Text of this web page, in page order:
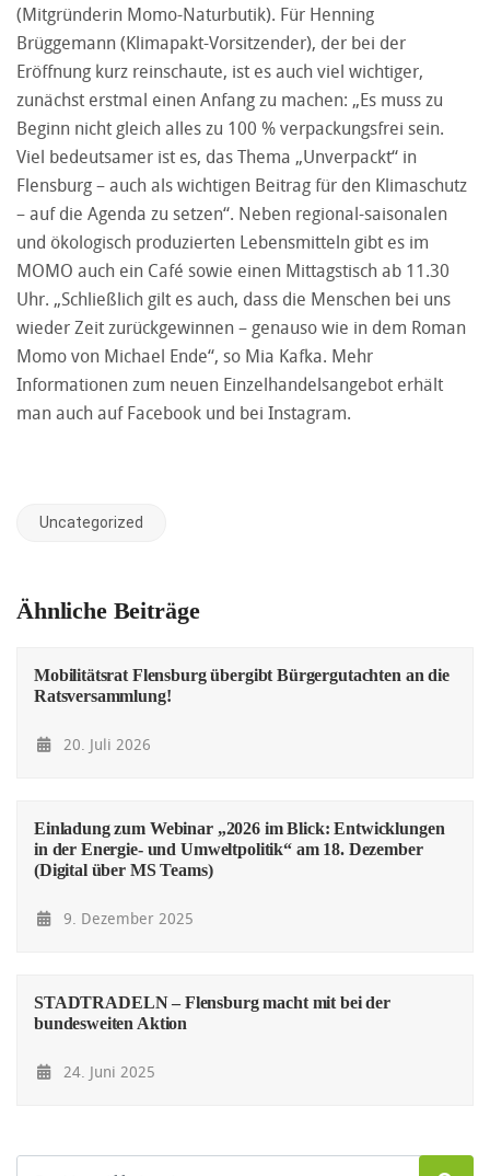
(Mitgründerin Momo-Naturbutik). Für Henning
Brüggemann (Klimapakt-Vorsitzender), der bei der
Eröffnung kurz reinschaute, ist es auch viel wichtiger,
zunächst erstmal einen Anfang zu machen: „Es muss zu
Beginn nicht gleich alles zu 100 % verpackungsfrei sein.
Viel bedeutsamer ist es, das Thema „Unverpackt“ in
Flensburg – auch als wichtigen Beitrag für den Klimaschutz
– auf die Agenda zu setzen“. Neben regional-saisonalen
und ökologisch produzierten Lebensmitteln gibt es im
MOMO auch ein Café sowie einen Mittagstisch ab 11.30
Uhr. „Schließlich gilt es auch, dass die Menschen bei uns
wieder Zeit zurückgewinnen – genauso wie in dem Roman
Momo von Michael Ende“, so Mia Kafka. Mehr
Informationen zum neuen Einzelhandelsangebot erhält
man auch auf Facebook und bei Instagram.
Uncategorized
Ähnliche Beiträge
Mobilitätsrat Flensburg übergibt Bürgergutachten an die
Ratsversammlung!
20. Juli 2026
Einladung zum Webinar „2026 im Blick: Entwicklungen
in der Energie- und Umweltpolitik“ am 18. Dezember
(Digital über MS Teams)
9. Dezember 2025
STADTRADELN – Flensburg macht mit bei der
bundesweiten Aktion
24. Juni 2025